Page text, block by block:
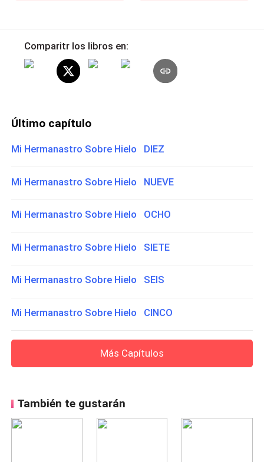
Comparitr los libros en:
Último capítulo
Mi Hermanastro Sobre Hielo DIEZ
Mi Hermanastro Sobre Hielo NUEVE
Mi Hermanastro Sobre Hielo OCHO
Mi Hermanastro Sobre Hielo SIETE
Mi Hermanastro Sobre Hielo SEIS
Mi Hermanastro Sobre Hielo CINCO
Más Capítulos
También te gustarán